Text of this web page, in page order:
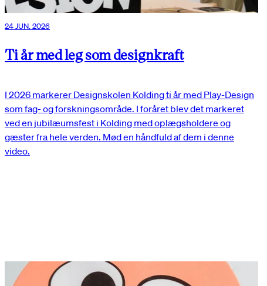
24 JUN. 2026
Ti år med leg som designkraft
I 2026 markerer Designskolen Kolding ti år med Play-Design
som fag- og forskningsområde. I foråret blev det markeret
ved en jubilæumsfest i Kolding med oplægsholdere og
gæster fra hele verden. Mød en håndfuld af dem i denne
video.